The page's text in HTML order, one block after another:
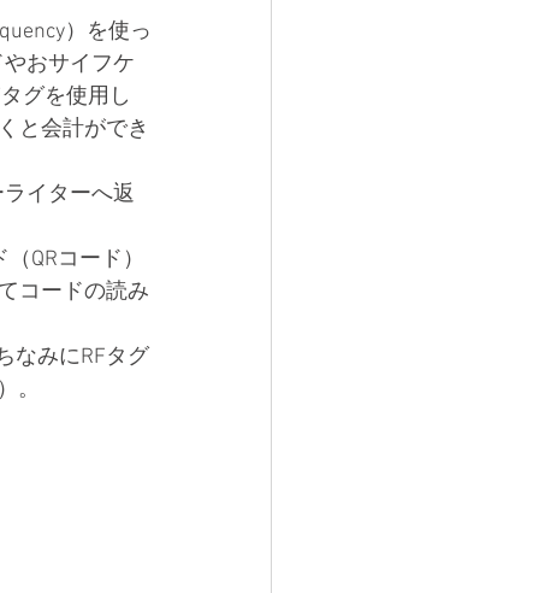
）を使っ
おサイフケ
グを使用し
と会計ができ
イターへ返
QRコード）
コードの読み
なみにRFタグ
。